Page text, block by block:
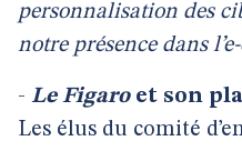
personnalisation des
notre présence dans
- Le Figaro et son
Les élus du comité